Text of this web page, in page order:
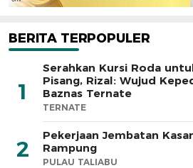
BERITA TERPOPULER
1
Serahkan Kursi Roda
Pisang, Rizal: Wujud
Baznas Ternate
TERNATE
2
Pekerjaan Jembatan
Rampung
PULAU TALIABU